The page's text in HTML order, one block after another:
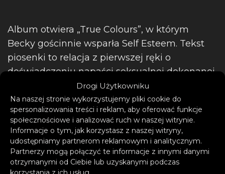
Drogi Użytkowniku
Na naszej stronie wykorzystujemy pliki cookie do
spersonalizowania treści i reklam, aby oferować funkcje
społecznościowe i analizować ruch w naszej witrynie.
Informacje o tym, jak korzystasz z naszej witryny,
udostępniamy partnerom reklamowym i analitycznym.
Partnerzy mogą połączyć te informacje z innymi danymi
otrzymanymi od Ciebie lub uzyskanymi podczas
Album otwiera „True Colours”, w którym
Becky gościnnie wsparła Self Esteem. Tekst
piosenki to relacja z pierwszej ręki o
doświadczeniu napaści seksualnej dokonanej
przez kogoś, komu się ufa i w sytuacji, w
której przyjaciele nie wierzą w wersję ofiary.
Dalej mamy choćby wymienione już „Side
Effects” czy „Never Be Alone”. Obok znanych
już singli krążek zawiera bogactwo nowości,
jak choćby wspomniany house’owy banger
„Multiply” – klubowy pewniak w letnim